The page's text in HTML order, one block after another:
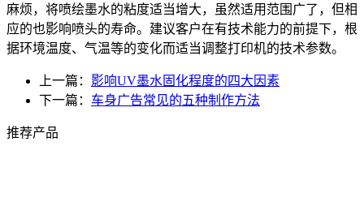
麻烦，将喷绘墨水的粘度适当增大，虽然适用范围广了，但相
应的也影响喷头的寿命。建议客户在有技术能力的前提下，根
据环境温度、气温等的变化而适当调整打印机的技术参数。
上一篇： 影响UV墨水固化程度的四大因素
下一篇： 车身广告常见的五种制作方法
推荐产品